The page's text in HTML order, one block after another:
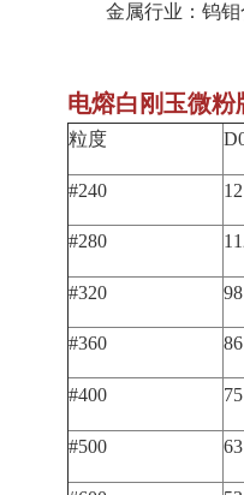
金属行业：钨
电熔白刚玉微
粒度
#240
#280
#320
#360
#400
#500